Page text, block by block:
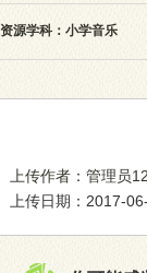
资源学科：小学音乐
上传作者：管理员
上传日期：2017-